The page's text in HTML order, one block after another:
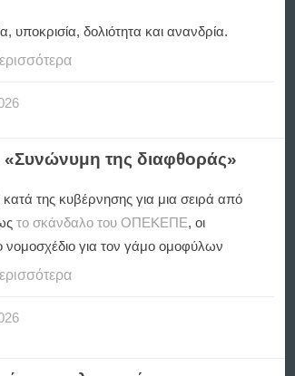
υποκρισία, δολιότητα και ανανδρία.
της διαφθοράς»
της κυβέρνησης για μια σειρά από
το σκάνδαλο του ΟΠΕΚΕΠΕ, οι
νομοσχέδιο για τον γάμο ομοφύλων